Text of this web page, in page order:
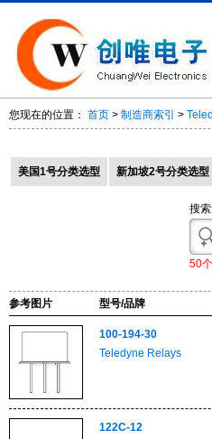
您现在的位置： 首页 > 制造商索引 >
美国1号分类选型 新加坡2号分类选型
搜
50
参考图片 型号/品牌
100-194-30
Teledyne Relays
122C-12